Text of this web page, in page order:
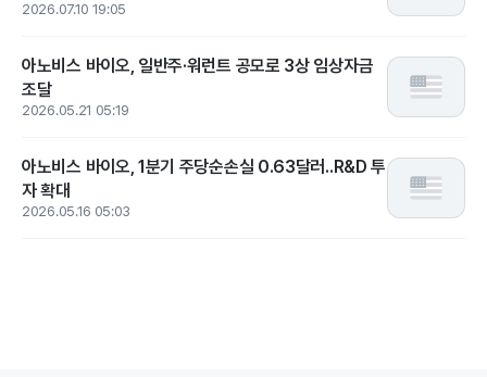
2026.07.10 19:05
아노비스 바이오, 일반주·워런트 공모로 3상 임상자금
조달
2026.05.21 05:19
아노비스 바이오, 1분기 주당순손실 0.63달러..R&D 투
자 확대
2026.05.16 05:03